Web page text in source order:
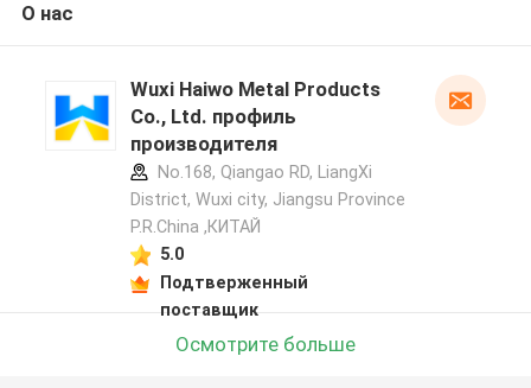
О нас
Wuxi Haiwo Metal Products
Co., Ltd. профиль
производителя
No.168, Qiangao RD, LiangXi
District, Wuxi city, Jiangsu Province
P.R.China ,КИТАЙ
5.0
Подтверженный
поставщик
Осмотрите больше